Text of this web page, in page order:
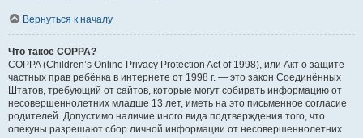
Вернуться к началу
Что такое COPPA?
COPPA (Children’s Online Privacy Protection Act of 1998), или Акт о защите
частных прав ребёнка в интернете от 1998 г. — это закон Соединённых
Штатов, требующий от сайтов, которые могут собирать информацию от
несовершеннолетних младше 13 лет, иметь на это письменное согласие
родителей. Допустимо наличие иного вида подтверждения того, что
опекуны разрешают сбор личной информации от несовершеннолетних